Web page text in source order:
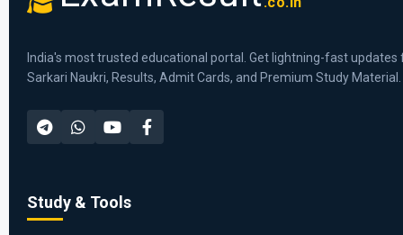
India's most trusted educational portal. Get lightning-fast updates
Sarkari Naukri, Results, Admit Cards, and Premium Study Material.
Study & Tools